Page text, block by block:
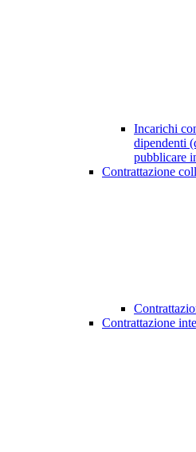
Incarichi
dipendenti
pubblicare
Contrattazione
Contrattazione